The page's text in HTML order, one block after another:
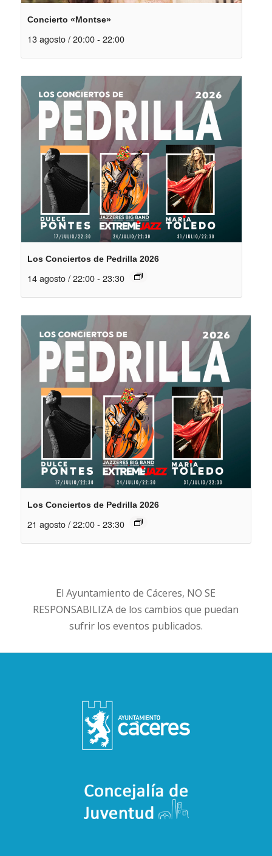
Concierto «Montse»
13 agosto / 20:00 - 22:00
Los Conciertos de Pedrilla 2026
14 agosto / 22:00 - 23:30
Los Conciertos de Pedrilla 2026
21 agosto / 22:00 - 23:30
El Ayuntamiento de Cáceres, NO SE
RESPONSABILIZA de los cambios que puedan
sufrir los eventos publicados.